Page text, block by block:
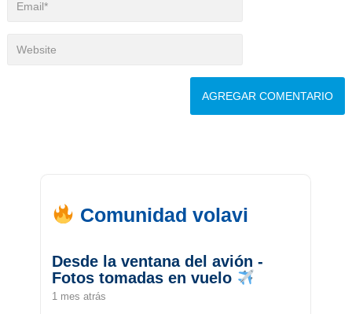
Comunidad volavi
Desde la ventana del avión -
Fotos tomadas en vuelo
1 mes atrás